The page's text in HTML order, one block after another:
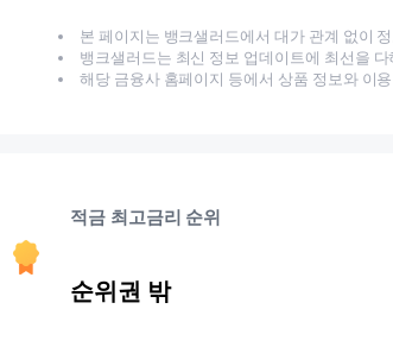
본 페이지는 뱅크샐러드에서 대가 관계 없이
뱅크샐러드는 최신 정보 업데이트에 최선을 다
해당 금융사 홈페이지 등에서 상품 정보와 이
적금 최고금리 순위
순위권 밖